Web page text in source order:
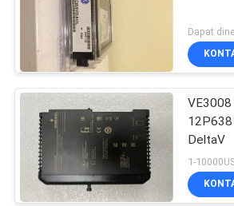
Dapat
DeltaV
1-